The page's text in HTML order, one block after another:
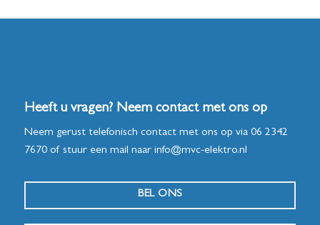
Heeft u vragen? Neem contact met ons op
Neem gerust telefonisch contact met ons op via 06 2342
7670of stuur een mail naar info@mvc-elektro.nl
BEL ONS